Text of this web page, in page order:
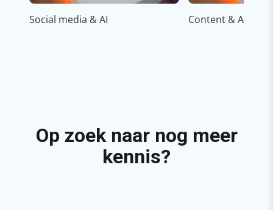
Social media & AI Content & AI
Op zoek naar nog meer
kennis?